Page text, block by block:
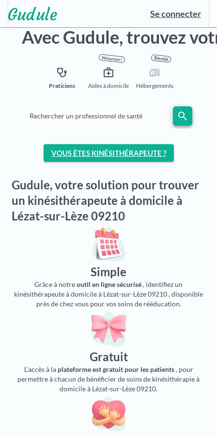
Se connecter
Avec Gudule,trouvez
stethoscope
Praticiens
Nouveau !
medical_services
Aides à domicile
Bientôt
holiday_village
Hébergements
Rechercher un professionnel de santé search
VOUS ÊTES KINÉSITHÉRAPEUTE ?
Gudule, votre solution pour trouver
un kinésithérapeute à domicile à
Lézat-sur-Lèze 09210
Simple
Grâce à notreoutil en ligne sécurisé, identifiez un
kinésithérapeute à domicile à Lézat-sur-Lèze 09210 , disponible
près de chez vous pour vos soins de rééducation.
Gratuit
L’accès à la plateforme est gratuit pour les patients, pour
permettre à chacun de bénéficier de soins de kinésithérapie à
domicile à Lézat-sur-Lèze 09210.